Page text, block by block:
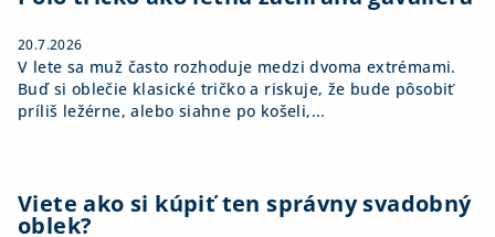
20.7.2026
V lete sa muž často rozhoduje medzi dvoma extrémami.
Buď si oblečie klasické tričko a riskuje, že bude pôsobiť
príliš ležérne, alebo siahne po košeli,...
Viete ako si kúpiť ten správny svadobný
oblek?